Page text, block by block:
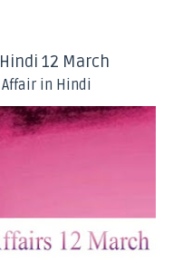
12 March
in Hindi